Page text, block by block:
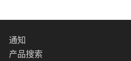
通知
产品搜索